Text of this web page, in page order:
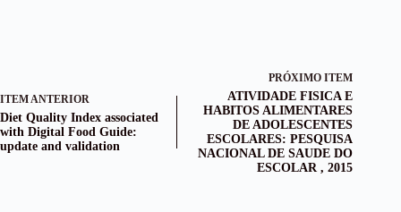
ITEM ANTERIOR
Diet Quality Index associated
with Digital Food Guide:
update and validation
PRÓXIMO ITEM
ATIVIDADE FISICA E
HABITOS ALIMENTARES
DE ADOLESCENTES
ESCOLARES: PESQUISA
NACIONAL DE SAUDE DO
ESCOLAR , 2015